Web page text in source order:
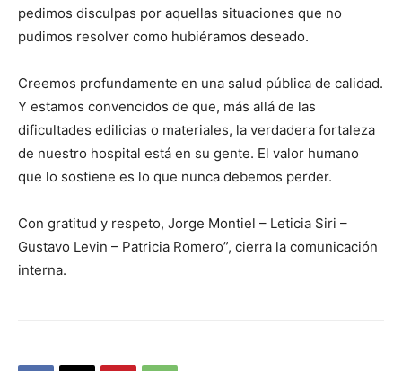
pedimos disculpas por aquellas situaciones que no
pudimos resolver como hubiéramos deseado.
Creemos profundamente en una salud pública de calidad.
Y estamos convencidos de que, más allá de las
dificultades edilicias o materiales, la verdadera fortaleza
de nuestro hospital está en su gente. El valor humano
que lo sostiene es lo que nunca debemos perder.
Con gratitud y respeto, Jorge Montiel – Leticia Siri –
Gustavo Levin – Patricia Romero”, cierra la comunicación
interna.